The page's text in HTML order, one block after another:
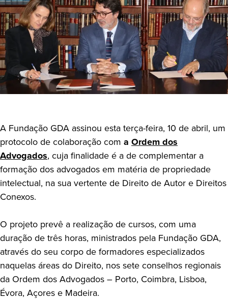
A Fundação GDA assinou esta terça-feira, 10 de abril, um
protocolo de colaboração com a Ordem dos
Advogados, cuja finalidade é a de complementar a
formação dos advogados em matéria de propriedade
intelectual, na sua vertente de Direito de Autor e Direitos
Conexos.
O projeto prevê a realização de cursos, com uma
duração de três horas, ministrados pela Fundação GDA,
através do seu corpo de formadores especializados
naquelas áreas do Direito, nos sete conselhos regionais
da Ordem dos Advogados – Porto, Coimbra, Lisboa,
Évora, Açores e Madeira.